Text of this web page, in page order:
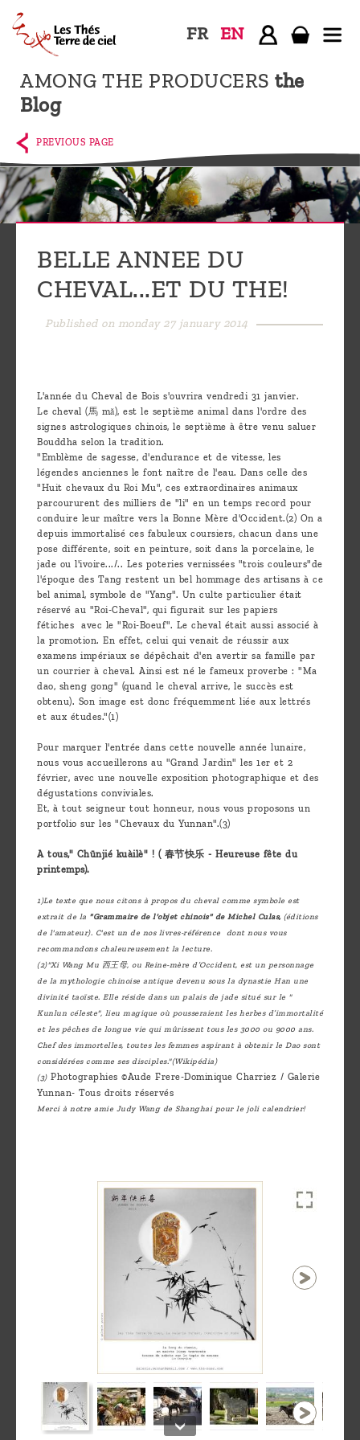
AMONG THE PRODUCERS the
Blog
FR EN
Home
The
shop
Terre
de
Ciel
producers,
Discover
Pu'Erh
How
infuse
your
tea ?
Leave us
message
PREVIOUS PAGE
BELLE ANNEE DU
CHEVAL...ET DU THE!
Published on monday 27 january 2014
L'année du Cheval de Bois s'ouvrira vendredi 31 janvier.
Le cheval (馬 mǎ), est le septième animal dans l'ordre des
signes astrologiques chinois, le septième à être venu saluer
Bouddha selon la tradition.
"Emblème de sagesse, d'endurance et de vitesse, les
légendes anciennes le font naître de l'eau. Dans celle des
"Huit chevaux du Roi Mu", ces extraordinaires animaux
parcoururent des milliers de "li" en un temps record pour
conduire leur maître vers la Bonne Mère d'Occident.(2) On a
depuis immortalisé ces fabuleux coursiers, chacun dans une
pose différente, soit en peinture, soit dans la porcelaine, le
jade ou l'ivoire.../.. Les poteries vernissées "trois couleurs"de
l'époque des Tang restent un bel hommage des artisans à ce
bel animal, symbole de "Yang". Un culte particulier était
réservé au "Roi-Cheval", qui figurait sur les papiers
fétiches avec le "Roi-Boeuf". Le cheval était aussi associé à
la promotion. En effet, celui qui venait de réussir aux
examens impériaux se dépêchait d'en avertir sa famille par
un courrier à cheval. Ainsi est né le fameux proverbe : "Ma
dao, sheng gong" (quand le cheval arrive, le succès est
obtenu). Son image est donc fréquemment liée aux lettrés
et aux études."(1)
Pour marquer l'entrée dans cette nouvelle année lunaire,
nous vous accueillerons au "Grand Jardin" les 1er et 2
février, avec une nouvelle exposition photographique et des
dégustations conviviales.
Et, à tout seigneur tout honneur, nous vous proposons un
portfolio sur les "Chevaux du Yunnan".(3)
A tous," Chūnjié kuàilè" ! ( 春节快乐 - Heureuse fête du
printemps).
1)Le texte que nous citons à propos du cheval comme symbole est
extrait de la "Grammaire de l'objet chinois" de Michel Culas,(éditions
de l'amateur). C'est un de nos livres-référence dont nous vous
recommandons chaleureusement la lecture.
(2)"Xi Wang Mu 西王母, ou Reine-mère d’Occident, est un personnage
de la mythologie chinoise antique devenu sous la dynastie Han une
divinité taoïste. Elle réside dans un palais de jade situé sur le "
Kunlun céleste", lieu magique où pousseraient les herbes d’immortalité
et les pêches de longue vie qui mûrissent tous les 3000 ou 9000 ans.
Chef des immortelles, toutes les femmes aspirant à obtenir le Dao sont
considérées comme ses disciples."(Wikipédia)
(3)Photographies ©Aude Frere-Dominique Charriez / Galerie
Yunnan- Tous droits réservés
Merci à notre amie Judy Wang de Shanghai pour le joli calendrier!